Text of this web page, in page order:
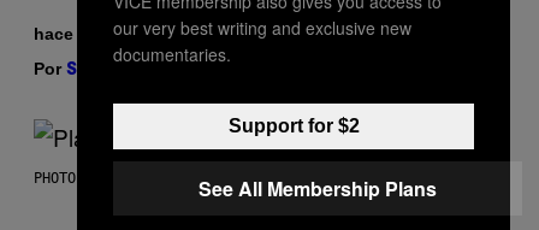
hace 1 hora
Por Sam Watanuki
PHOTO BY SCOTT GRIES/GETTY IMAGES
our very best writing and exclusive new
documentaries.
Support for $2
See All Membership Plans